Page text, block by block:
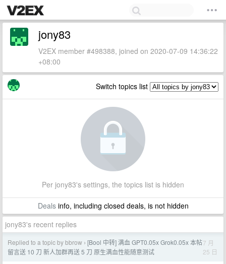
jony83
V2EX member #498388, joined on 2020-07-09 14:36:22
+08:00
Switch topics list
Per jony83's settings, the topics list is hidden
Dealsinfo, including closed deals, is not hidden
jony83's recent replies
Replied to a topic by bbrow › [Bool 中转] 满血 GPT0.05x Grok0.05x 本帖
留言送 10 刀 新人加群再送 5 刀 原生满血性能随意测试
7 月
25 日